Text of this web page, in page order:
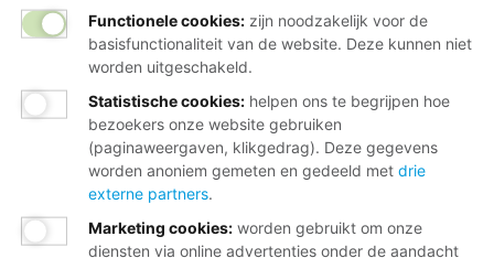
Functionele cookies: zijn noodzakelijk voor de
basisfunctionaliteit van de website. Deze kunnen niet
worden uitgeschakeld.
Statistische cookies: helpen ons te begrijpen hoe
bezoekers onze website gebruiken
(paginaweergaven, klikgedrag). Deze gegevens
worden anoniem gemeten en gedeeld met drie
externe partners.
Marketing cookies: worden gebruikt om onze
diensten via online advertenties onder de aandacht